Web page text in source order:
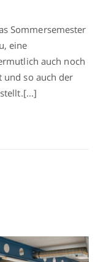
Sommersemester
eine
auch noch
und so auch der